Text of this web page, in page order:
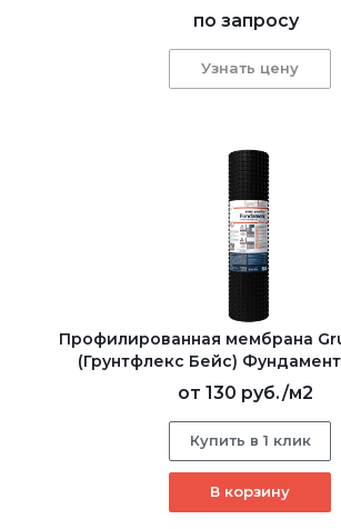
по запросу
Узнать цену
Профилированная мембрана
(Грунтфлекс Бейс)
от 130 руб./м2
Купить в 1 клик
В корзину